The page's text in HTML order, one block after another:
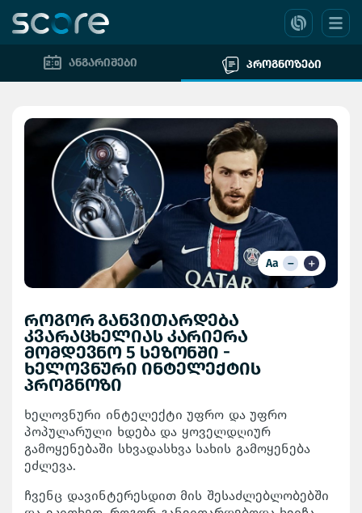
ანგარიშები პროგნოზები
Aa
როგორ განვითარდება
კვარაცხელიას კარიერა
მომდევნო 5 სეზონში -
ხელოვნური ინტელექტის
პროგნოზი
ხელოვნური ინტელექტი უფრო და უფრო
პოპულარული ხდება და ყოველდღიურ
გამოყენებაში სხვადასხვა სახის გამოყენება
ეძლევა.
ჩვენც დავინტერესდით მის შესაძლებლობებში